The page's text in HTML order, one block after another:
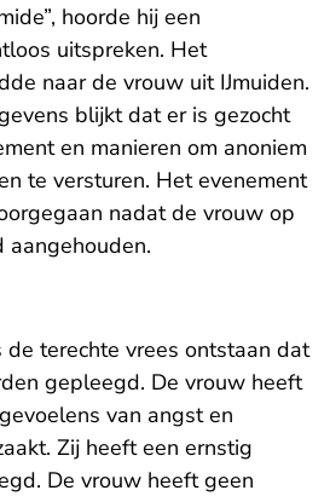
hoorde hij een
uitspreken. Het
naar de vrouw uit IJmuiden.
blijkt dat er is gezocht
en manieren om anoniem
te versturen. Het evenement
nadat de vrouw op
de terechte vrees ontstaan dat
gepleegd. De vrouw heeft
van angst en
Zij heeft een ernstig
De vrouw heeft geen